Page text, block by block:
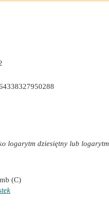
energii jonów i energii
Madelunga
energii jonów
Lande
Landego bez Madelunga
Kapustinskiego
logarytm dziesiętny lub
(C)